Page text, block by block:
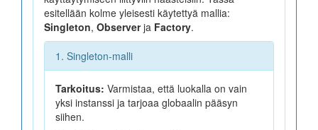
this osoitin
Olio
Pino ja keko
Smart pointer
esitellään kolme yleisesti käytettyä mallia:
Singleton, Observerja Factory.
1. Singleton-malli
Tarkoitus: Varmistaa, että luokalla on vain
yksi instanssi ja tarjoaa globaalin pääsyn
siihen.